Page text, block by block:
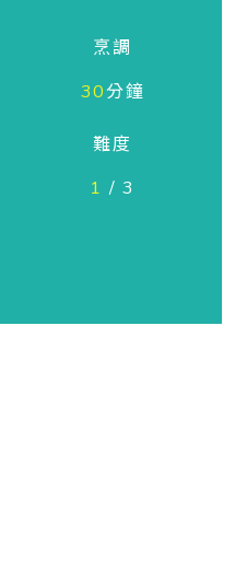
烹調
30分鐘
難度
1 / 3